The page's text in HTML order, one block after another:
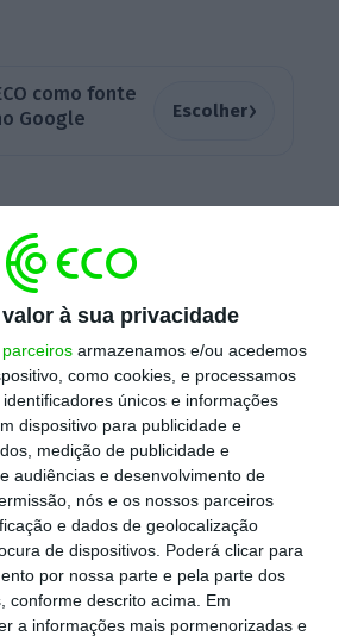
à sua privacidade
parceiros armazenamos e/ou acedemos
como cookies, e processamos
únicos e informações
dispositivo para publicidade e
medição de publicidade e
audiências e desenvolvimento de
nós e os nossos parceiros
e dados de geolocalização
de dispositivos. Poderá clicar para
por nossa parte e pela parte dos
conforme descrito acima. Em
a informações mais pormenorizadas e
como fonte
Google
Escolher›
que sinalizaram à
e Aduaneira que
ao triplo a taxa do IMI foi
oficial do Ministério das
de Notícias .Entre essas
Cascais, Sintra ou
por 20 municípios prédios
para os quais é
a 2016 , a aplicação